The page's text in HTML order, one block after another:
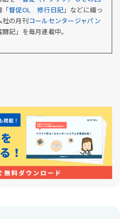
「督促OL 修行日記 」などに綴っ
社の月刊コールセンタージャパン
記」を毎月連載中。